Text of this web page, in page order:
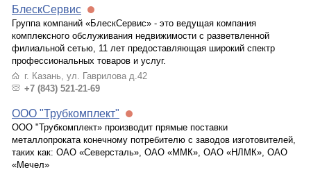
БлескCервис
Группа компаний «БлескСервис» - это ведущая компания
комплексного обслуживания недвижимости c разветвленной
филиальной сетью, 11 лет предоставляющая широкий спектр
профессиональных товаров и услуг.
г. Казань, ул. Гаврилова д.42
+7 (843) 521-21-69
ООО "Трубкомплект"
ООО "Трубкомплект» производит прямые поставки
металлопроката конечному потребителю с заводов изготовителей,
таких как: ОАО «Северсталь», ОАО «ММК», ОАО «НЛМК», ОАО
«Мечел»